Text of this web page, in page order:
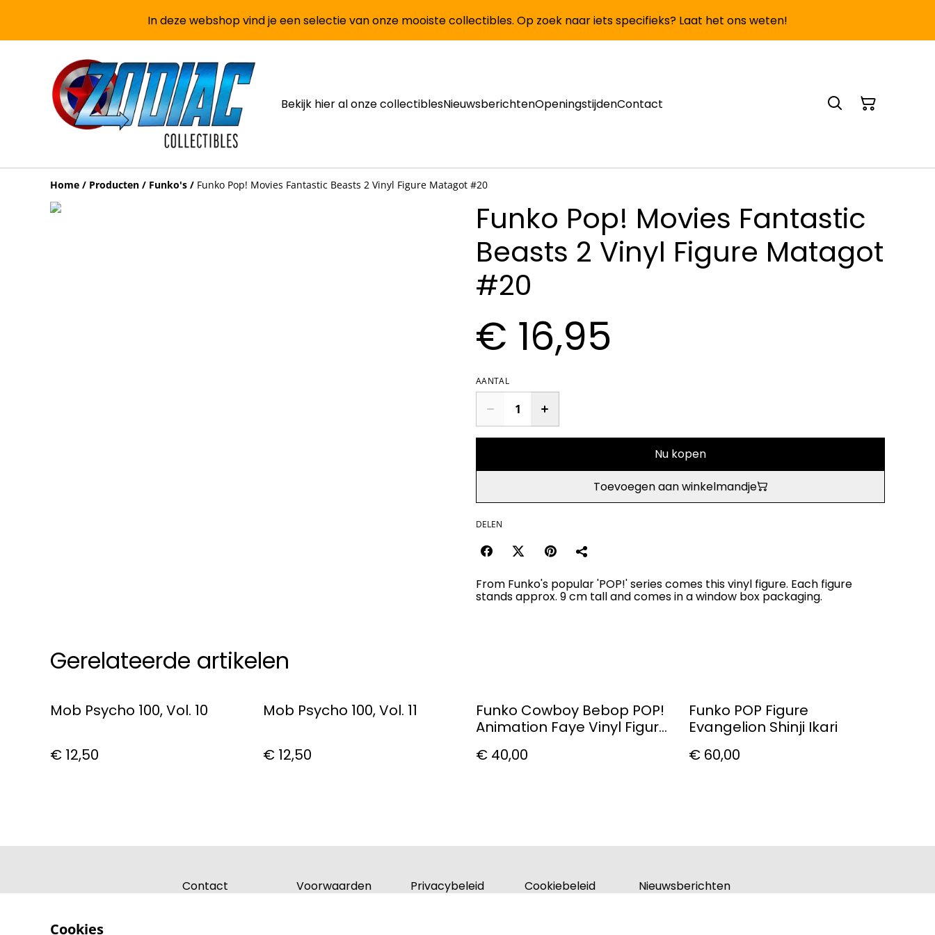
In deze webshop vind je een selectie van onze mooiste collectibles. Op zoek naar iets specifieks? Laat het ons weten!
Bekijk hier al onze collectiblesNieuwsberichtenOpeningstijdenContact
Home / Producten / Funko's / Funko Pop! Movies Fantastic Beasts 2 Vinyl Figure Matagot #20
Funko Pop! Movies Fantastic
Beasts 2 Vinyl Figure Matagot
#20
€ 16,95
AANTAL
Nu kopen
Toevoegen aan winkelmandje
DELEN
From Funko's popular 'POP!' series comes this vinyl figure. Each figure
stands approx. 9 cm tall and comes in a window box packaging.
Gerelateerde artikelen
Mob Psycho 100, Vol. 10
€ 12,50
Mob Psycho 100, Vol. 11
€ 12,50
Funko Cowboy Bebop POP!
Animation Faye Vinyl Figure
€ 40,00
Funko POP Figure
Evangelion Shinji Ikari
€ 60,00
Contact Voorwaarden Privacybeleid Cookiebeleid Nieuwsberichten
Cookies